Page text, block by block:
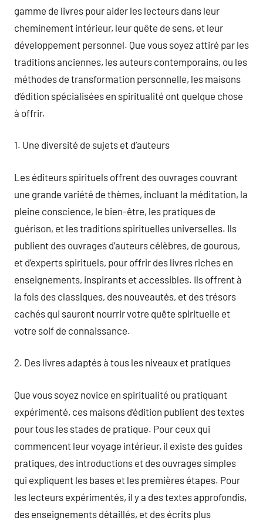
gamme de livres pour aider les lecteurs dans leur
cheminement intérieur, leur quête de sens, et leur
développement personnel. Que vous soyez attiré par les
traditions anciennes, les auteurs contemporains, ou les
méthodes de transformation personnelle, les maisons
d’édition spécialisées en spiritualité ont quelque chose
à offrir.
1. Une diversité de sujets et d’auteurs
Les éditeurs spirituels offrent des ouvrages couvrant
une grande variété de thèmes, incluant la méditation, la
pleine conscience, le bien-être, les pratiques de
guérison, et les traditions spirituelles universelles. Ils
publient des ouvrages d’auteurs célèbres, de gourous,
et d’experts spirituels, pour offrir des livres riches en
enseignements, inspirants et accessibles. Ils offrent à
la fois des classiques, des nouveautés, et des trésors
cachés qui sauront nourrir votre quête spirituelle et
votre soif de connaissance.
2. Des livres adaptés à tous les niveaux et pratiques
Que vous soyez novice en spiritualité ou pratiquant
expérimenté, ces maisons d’édition publient des textes
pour tous les stades de pratique. Pour ceux qui
commencent leur voyage intérieur, il existe des guides
pratiques, des introductions et des ouvrages simples
qui expliquent les bases et les premières étapes. Pour
les lecteurs expérimentés, il y a des textes approfondis,
des enseignements détaillés, et des écrits plus